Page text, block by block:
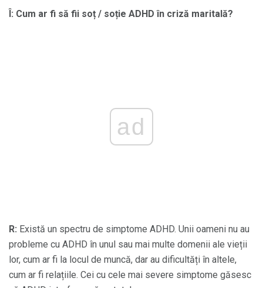
Î: Cum ar fi să fii soț / soție ADHD în criză maritală?
ad
R: Există un spectru de simptome ADHD. Unii oameni nu au
probleme cu ADHD în unul sau mai multe domenii ale vieții
lor, cum ar fi la locul de muncă, dar au dificultăți în altele,
cum ar fi relațiile. Cei cu cele mai severe simptome găsesc